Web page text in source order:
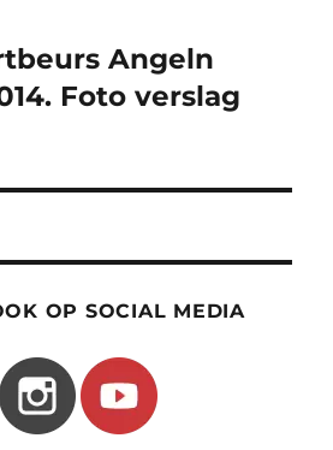
Angeln
Foto verslag
OP SOCIAL MEDIA